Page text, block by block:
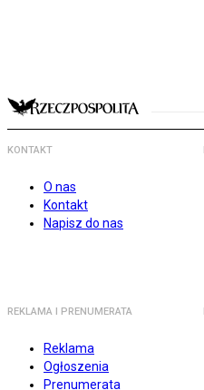
KONTAKT
O nas
Kontakt
Napisz do nas
REKLAMA I PRENUMERATA
Reklama
Ogłoszenia
Prenumerata